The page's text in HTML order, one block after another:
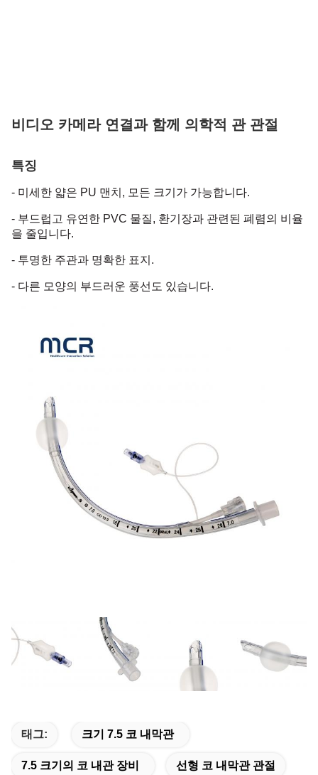
비디오 카메라 연결과 함께 의학적 관 관절
특징
- 미세한 얇은 PU 맨치, 모든 크기가 가능합니다.
- 부드럽고 유연한 PVC 물질, 환기장과 관련된 폐렴의 비율
을 줄입니다.
- 투명한 주관과 명확한 표지.
- 다른 모양의 부드러운 풍선도 있습니다.
태그: 크기 7.5 코 내막관
7.5 크기의 코 내관 장비 선형 코 내막관 관절